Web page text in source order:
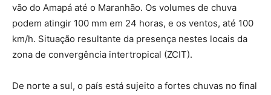
vão do Amapá até o Maranhão. Os volumes de chuva
podem atingir 100 mm em 24 horas, e os ventos, até 100
km/h. Situação resultante da presença nestes locais da
zona de convergência intertropical (ZCIT).
De norte a sul, o país está sujeito a fortes chuvas no final